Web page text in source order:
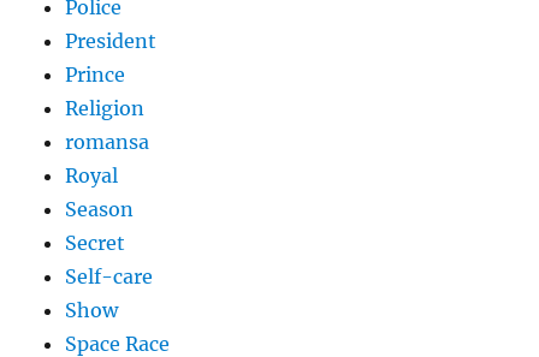
Police
President
Prince
Religion
romansa
Royal
Season
Secret
Self-care
Show
Space Race